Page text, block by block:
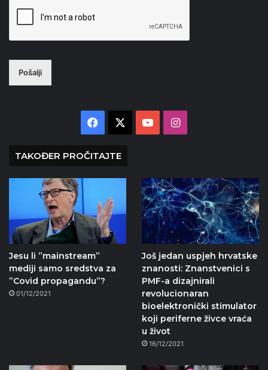
Pošalji
Facebook YouTubeInstagram
TAKOĐER PROČITAJTE
Jesu li ”mainstream”
mediji samo sredstva za
”Covid propagandu”?
01/12/2021
Još jedan uspjeh hrvatske
znanosti: Znanstvenici s
PMF-a dizajnirali
revolucionaran
bioelektronički stimulator
koji periferne živce vraća
u život
16/12/2021